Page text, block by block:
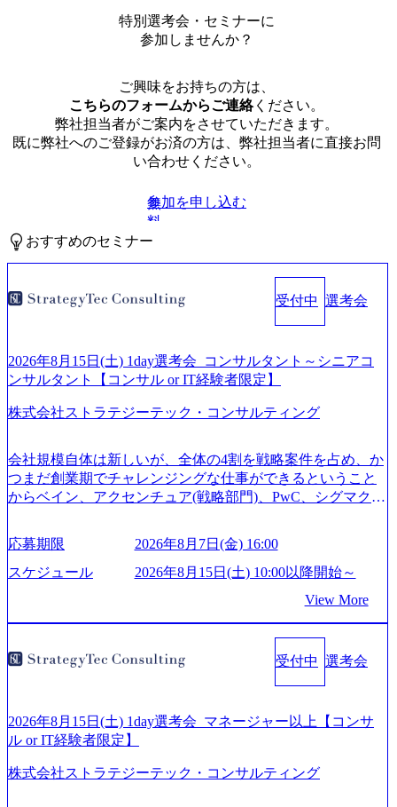
特別選考会・セミナーに
参加しませんか？
ご興味をお持ちの方は、
こちらのフォームからご連絡ください。
弊社担当者がご案内をさせていただきます。
既に弊社へのご登録がお済の方は、弊社担当者に直接お問
い合わせください。
無
料
参加を申し込む
おすすめのセミナー
受付中 選考会
2026年8月15日(土) 1day選考会_コンサルタント～シニアコ
ンサルタント【コンサル or IT経験者限定】
株式会社ストラテジーテック・コンサルティング
会社規模自体は新しいが、全体の4割を戦略案件を占め、か
つまだ創業期でチャレンジングな仕事ができるということ
からベイン、アクセンチュア(戦略部門)、PwC、シグマクシ
が続々ジョインするピュアな戦略を伸ばす新興ファーム。
事業会社機能へ携われる可能性※SaaSプロダクト、地方創
生、メディアなど リモート比率99%、福岡や北海道在中者
業、通信業界に強みがあり、ヘルスケアな業界は広げてい
く予定 インセンティブ支給という他社にはない制度 ワンプ
始～ 2026年8月7日(金) 16:00 ※枠が限られておりますので、
ご応募いただいてもご対応できない可能性がございます ※
だいたご応募者様については、1dayではなく通常選考での
ご案内とさせていただきます ● 面接(1次・最終を一度の面
についてご連絡させていただきます。 ● 一日で最終面接ま
応募期限
2026年8月7日(金) 16:00
スケジュール
2026年8月15日(土) 10:00以降開始～
View More
受付中 選考会
2026年8月15日(土) 1day選考会_マネージャー以上【コンサ
ル or IT経験者限定】
株式会社ストラテジーテック・コンサルティング